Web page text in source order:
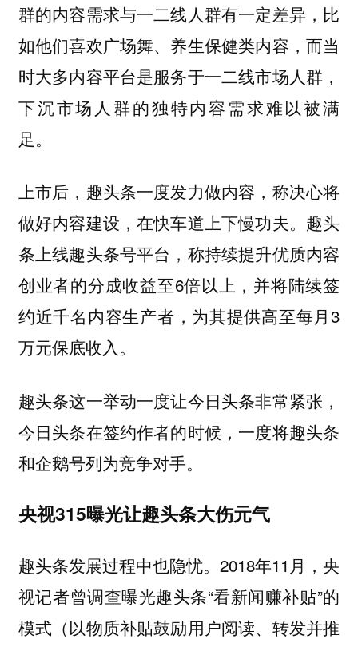
群的内容需求与一二线人群有一定差异，比
如他们喜欢广场舞、养生保健类内容，而当
时大多内容平台是服务于一二线市场人群，
下沉市场人群的独特内容需求难以被满
足。
上市后，趣头条一度发力做内容，称决心将
做好内容建设，在快车道上下慢功夫。趣头
条上线趣头条号平台，称持续提升优质内容
创业者的分成收益至6倍以上，并将陆续签
约近千名内容生产者，为其提供高至每月3
万元保底收入。
趣头条这一举动一度让今日头条非常紧张，
今日头条在签约作者的时候，一度将趣头条
和企鹅号列为竞争对手。
央视315曝光让趣头条大伤元气
趣头条发展过程中也隐忧。2018年11月，央
视记者曾调查曝光趣头条“看新闻赚补贴”的
模式（以物质补贴鼓励用户阅读、转发并推